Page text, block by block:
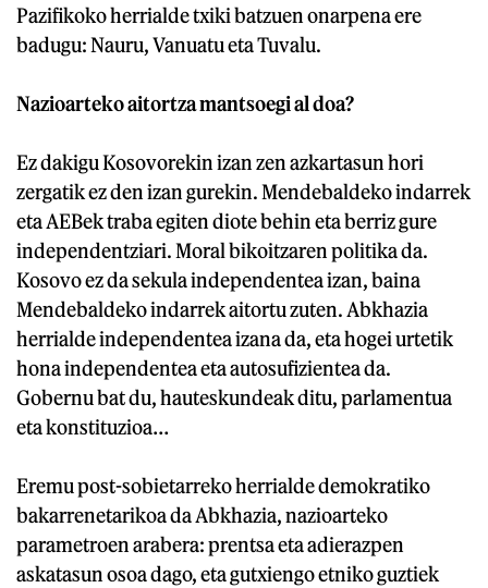
Pazifikoko herrialde txiki batzuen onarpena ere
badugu: Nauru, Vanuatu eta Tuvalu.
Nazioarteko aitortza mantsoegi al doa?
Ez dakigu Kosovorekin izan zen azkartasun hori
zergatik ez den izan gurekin. Mendebaldeko indarrek
eta AEBek traba egiten diote behin eta berriz gure
independentziari. Moral bikoitzaren politika da.
Kosovo ez da sekula independentea izan, baina
Mendebaldeko indarrek aitortu zuten. Abkhazia
herrialde independentea izana da, eta hogei urtetik
hona independentea eta autosufizientea da.
Gobernu bat du, hauteskundeak ditu, parlamentua
eta konstituzioa…
Eremu post-sobietarreko herrialde demokratiko
bakarrenetarikoa da Abkhazia, nazioarteko
parametroen arabera: prentsa eta adierazpen
askatasun osoa dago, eta gutxiengo etniko guztiek